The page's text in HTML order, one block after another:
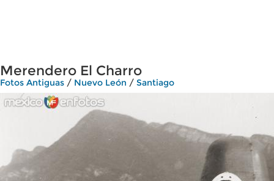
Merendero El Charro
Fotos Antiguas / Nuevo León / Santiago